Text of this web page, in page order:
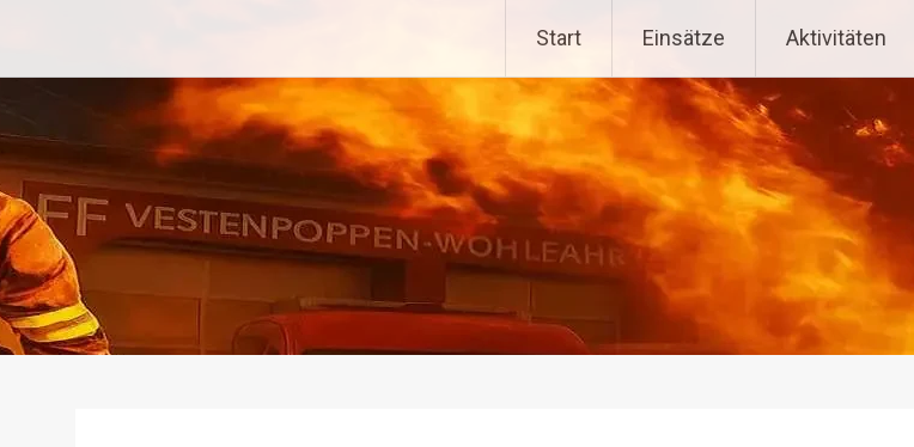
springen
Freiwillige Feuerwehr Vestenpoppen-Wohlfahrts
Start Einsätze Aktivitäten